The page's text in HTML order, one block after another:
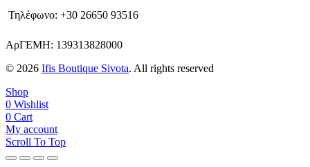
Τηλέφωνο: +30 26650 93516
ΑρΓΕΜΗ: 139313828000
© 2026 Ifis Boutique Sivota. All rights reserved
Shop
0 Wishlist
0 Cart
My account
Scroll To Top